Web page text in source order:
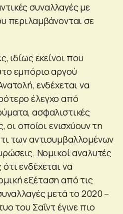
συναλλαγές με
περιλαμβάνονται σε
ιδίως εκείνοι που
εμπόριο αργού
ενδέχεται να
έλεγχο από
ασφαλιστικές
οι οποίοι ενισχύουν τη
των αντισυμβαλλομένων
Νομικοί αναλυτές
ενδέχεται να
εξέταση από τις
μετά το 2020 –
του Σαΐντ έγινε πιο